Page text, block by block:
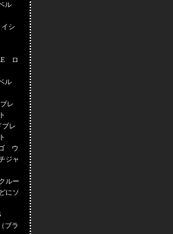
ル
シ
ロ
ル
レ
レ
ウ
ジャ
ルー
にソ
ブラ